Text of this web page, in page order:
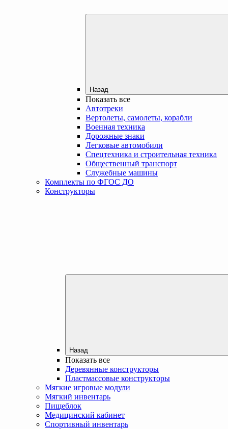
Назад
Показать все
Автотреки
Вертолеты, самолеты, корабли
Военная техника
Дорожные знаки
Легковые автомобили
Спецтехника и строительная техника
Общественный транспорт
Служебные машины
Комплекты по ФГОС ДО
Конструкторы
Назад
Показать все
Деревянные конструкторы
Пластмассовые конструкторы
Мягкие игровые модули
Мягкий инвентарь
Пищеблок
Медицинский кабинет
Спортивный инвентарь